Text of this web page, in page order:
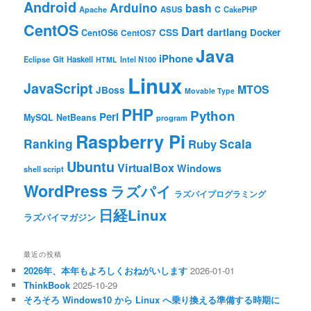
Android Apache Arduino ASUS bash C CakePHP
CentOS CentOS6 CentOS7 CSS Dart dartlang Docker
Eclipse Git Haskell HTML Intel N100 iPhoneJava
JavaScript JBoss Linux Movable Type MTOS
MySQL NetBeans Perl PHP program Python
Ranking Raspberry Pi RubyScala
shell script Ubuntu VirtualBox Windows
WordPress ラズパイ ラズパイプログラミング
ラズパイマガジン 日経Linux
最近の投稿
2026年、本年もよろしくおねがいします 2026-01-01
ThinkBook 2025-10-29
そろそろ Windows10 から Linux へ乗り換える準備する時期に